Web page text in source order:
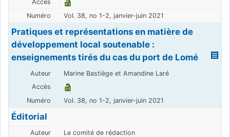
Vol. 38, no 1-2, janvier-juin 2021
Pratiques et représentations en matière de
développement local soutenable :
enseignements tirés du cas du port de Lomé
Marine Bastiège et Amandine Laré
Vol. 38, no 1-2, janvier-juin 2021
Éditorial
Le comité de rédaction